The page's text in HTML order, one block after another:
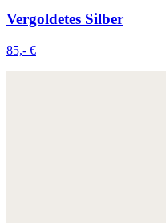
Vergoldetes Silber
85,- €